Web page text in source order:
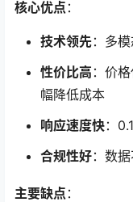
核心优点 ：
技术领先：多
性价比高 ：价
幅降低成本
响应速度快：
合规性好：数
主要缺点 ：